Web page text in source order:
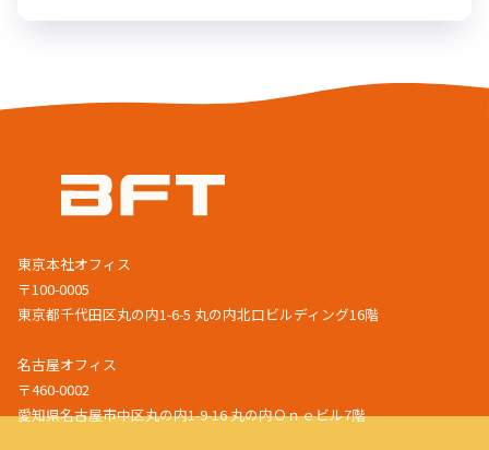
東京本社オフィス
〒100-0005
東京都千代田区丸の内1-6-5 丸の内北口ビルディング16階
名古屋オフィス
〒460-0002
愛知県名古屋市中区丸の内1-9-16 丸の内Ｏｎｅビル7階